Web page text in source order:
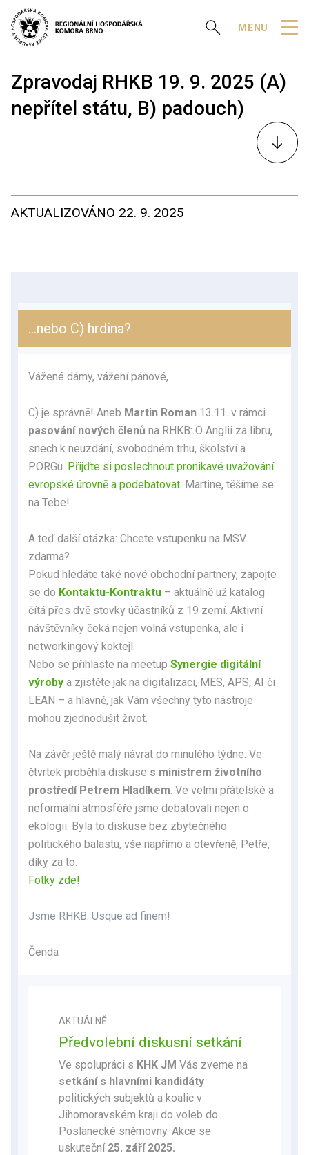
Zobrazit vyhledávání
MENU
Zpravodaj RHKB 19. 9. 2025 (A)
nepřítel státu, B) padouch)
K
obsahu
AKTUALIZOVÁNO 22. 9. 2025
…nebo C) hrdina?
Vážené dámy, vážení pánové,
C) je správně! Aneb Martin Roman 13.11. v rámci
pasování nových členů na RHKB: O Anglii za libru,
snech k neuzdání, svobodném trhu, školství a
PORGu. Přijďte si poslechnout pronikavé uvažování
evropské úrovně a podebatovat. Martine, těšíme se
na Tebe!
A teď další otázka: Chcete vstupenku na MSV
zdarma?
Pokud hledáte také nové obchodní partnery, zapojte
se do Kontaktu-Kontraktu – aktuálně už katalog
čítá přes dvě stovky účastníků z 19 zemí. Aktivní
návštěvníky čeká nejen volná vstupenka, ale i
networkingový koktejl.
Nebo se přihlaste na meetup Synergie digitální
výroby a zjistěte jak na digitalizaci, MES, APS, AI či
LEAN – a hlavně, jak Vám všechny tyto nástroje
mohou zjednodušit život.
Na závěr ještě malý návrat do minulého týdne: Ve
čtvrtek proběhla diskuse s ministrem životního
prostředí Petrem Hladíkem. Ve velmi přátelské a
neformální atmosféře jsme debatovali nejen o
ekologii. Byla to diskuse bez zbytečného
politického balastu, vše napřímo a otevřeně, Petře,
díky za to.
Fotky zde!
Jsme RHKB. Usque ad finem!
Čenda
AKTUÁLNĚ
Předvolební diskusní setkání
Ve spolupráci s KHK JM Vás zveme na
setkání s hlavními kandidáty
politických subjektů a koalic v
Jihomoravském kraji do voleb do
Poslanecké sněmovny. Akce se
uskuteční 25. září 2025.